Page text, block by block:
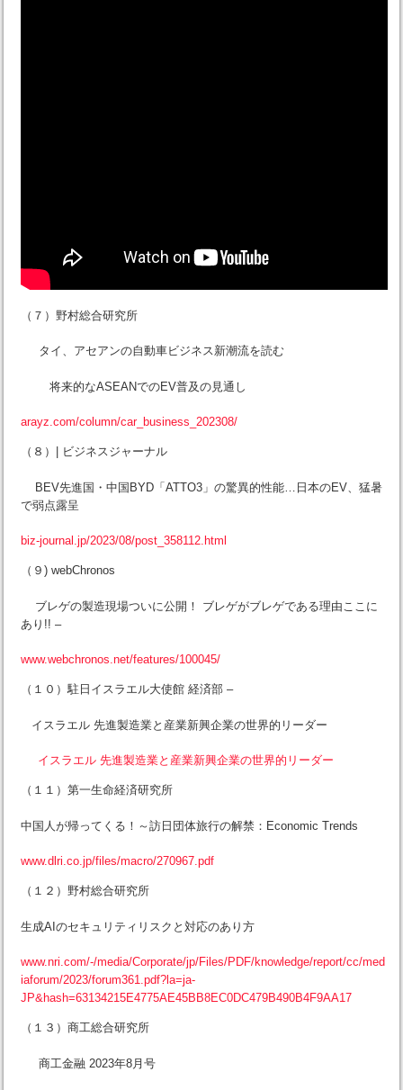
（７）野村総合研究所
タイ、アセアンの自動車ビジネス新潮流を読む
将来的なASEANでのEV普及の見通し
arayz.com/column/car_business_202308/
（８）| ビジネスジャーナル
BEV先進国・中国BYD「ATTO3」の驚異的性能…日本のEV、猛暑
で弱点露呈
biz-journal.jp/2023/08/post_358112.html
（９) webChronos
ブレゲの製造現場ついに公開！ ブレゲがブレゲである理由ここに
あり!! –
www.webchronos.net/features/100045/
（１０）駐日イスラエル大使館 経済部 –
イスラエル 先進製造業と産業新興企業の世界的リーダー
イスラエル 先進製造業と産業新興企業の世界的リーダー
（１１）第一生命経済研究所
中国人が帰ってくる！～訪日団体旅行の解禁：Economic Trends
www.dlri.co.jp/files/macro/270967.pdf
（１２）野村総合研究所
生成AIのセキュリティリスクと対応のあり方
www.nri.com/-/media/Corporate/jp/Files/PDF/knowledge/report/cc/med
iaforum/2023/forum361.pdf?la=ja-
JP&hash=63134215E4775AE45BB8EC0DC479B490B4F9AA17
（１３）商工総合研究所
商工金融 2023年8月号